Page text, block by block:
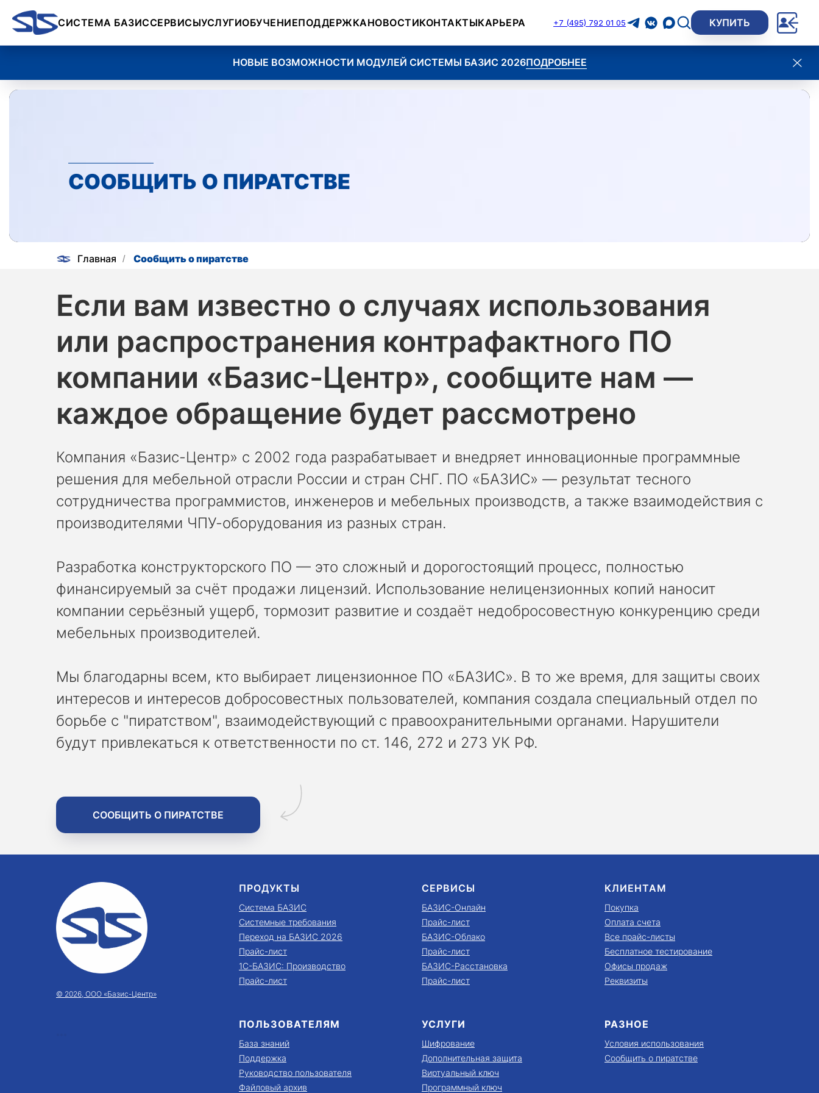
СИСТЕМА БАЗИССЕРВИСЫУСЛУГИОБУЧЕНИЕПОДДЕРЖКАНОВОСТИКОНТАКТЫКАРЬЕРА +7 (495) 792 01 05 КУПИТЬ
НОВЫЕ ВОЗМОЖНОСТИ МОДУЛЕЙ СИСТЕМЫ БАЗИС 2026
СООБЩИТЬ О ПИРАТСТВЕ
Главная / Сообщить о пиратстве
Если вам известно о случаях использования
или распространения контрафактного ПО
компании «Базис-Центр», сообщите нам —
каждое обращение будет рассмотрено
Компания «Базис-Центр» с 2002 года разрабатывает и внедряет инновационные программные
решения для мебельной отрасли России и стран СНГ. ПО «БАЗИС» — результат тесного
сотрудничества программистов, инженеров и мебельных производств, а также взаимодействия с
производителями ЧПУ-оборудования из разных стран.
Разработка конструкторского ПО — это сложный и дорогостоящий процесс, полностью
финансируемый за счёт продажи лицензий. Использование нелицензионных копий наносит
компании серьёзный ущерб, тормозит развитие и создаёт недобросовестную конкуренцию среди
мебельных производителей.
Мы благодарны всем, кто выбирает лицензионное ПО «БАЗИС». В то же время, для защиты своих
интересов и интересов добросовестных пользователей, компания создала специальный отдел по
борьбе с "пиратством", взаимодействующий с правоохранительными органами. Нарушители
будут привлекаться к ответственности по ст. 146, 272 и 273 УК РФ.
СООБЩИТЬ О ПИРАТСТВЕ
© 2026, ООО «Базис-Центр»
ПРОДУКТЫ
Система БАЗИС
Системные требования
Переход на БАЗИС 2026
Прайс-лист
1С-БАЗИС: Производство
Прайс-лист
СЕРВИСЫ
БАЗИС-Онлайн
Прайс-лист
БАЗИС-Облако
Прайс-лист
БАЗИС-Расстановка
Прайс-лист
КЛИЕНТАМ
Покупка
Оплата счета
Все прайс-листы
Бесплатное тестирование
Офисы продаж
Реквизиты
ПОЛЬЗОВАТЕЛЯМ
База знаний
Поддержка
Руководство пользователя
Файловый архив
УСЛУГИ
Шифрование
Дополнительная защита
Виртуальный ключ
Программный ключ
РАЗНОЕ
Условия использования
Сообщить о пиратстве